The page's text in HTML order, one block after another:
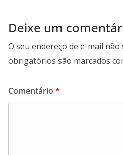
Deixe um
O seu endereço de e-mail não
obrigatórios são marcados
Comentário *